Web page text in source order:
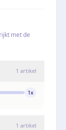
met de
1 artikel
1x
1 artikel